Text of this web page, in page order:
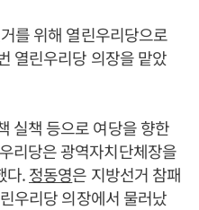
를 위해 열린우리당으로
열린우리당 의장을 맡았
실책 등으로 여당을 향한
리당은 광역자치단체장을
다.정동영은 지방선거 참패
우리당 의장에서 물러났